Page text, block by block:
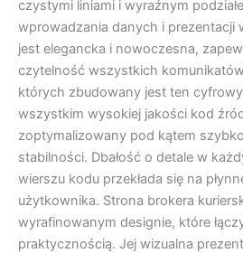
czystymi liniami i wyraźnym
wprowadzania danych i prezentacji
jest elegancka i nowoczesna,
czytelność wszystkich komunikatów
których zbudowany jest ten
wszystkim wysokiej jakości kod
zoptymalizowany pod kątem
stabilności. Dbałość o detale w
wierszu kodu przekłada się na
użytkownika. Strona brokera
wyrafinowanym designie, które
praktycznością. Jej wizualna